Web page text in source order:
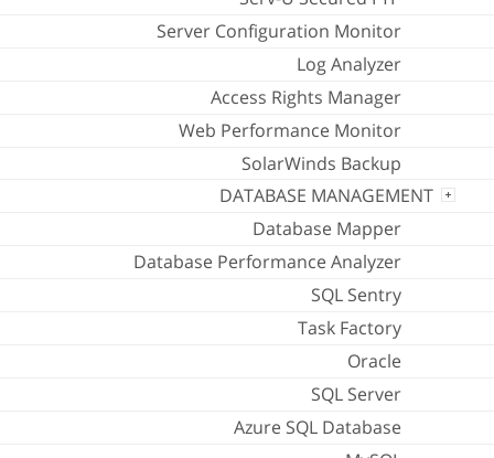
Server Configuration Monitor
Log Analyzer
Access Rights Manager
Web Performance Monitor
SolarWinds Backup
DATABASE MANAGEMENT
Database Mapper
Database Performance Analyzer
SQL Sentry
Task Factory
Oracle
SQL Server
Azure SQL Database